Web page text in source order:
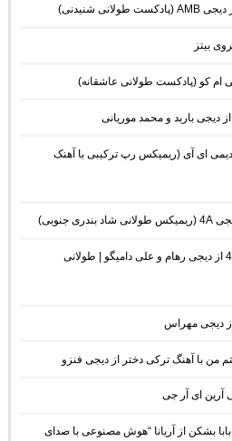
ای آی (ریمیکس رپ ترکیبی با آهنک
دانلود ریمیکس موزیک باکس 43 از دیجی رهام و علی دامیگو | طولانی
من با آهنگ ترکی دختر از دیجی فنزو
آرین ای آر جی
بشکن از آریانا “هوش مصنوعی با صدای